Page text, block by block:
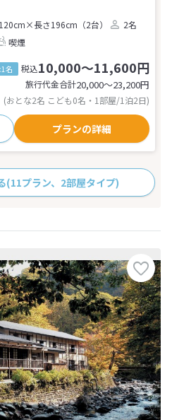
長さ196cm（2台）
2名
喫煙
名 税込10,000～11,600円
旅行代金合計20,000〜23,200円
(おとな2名 こども0名・1部屋/1泊2日)
プランの詳細
(11プラン、2部屋タイプ)